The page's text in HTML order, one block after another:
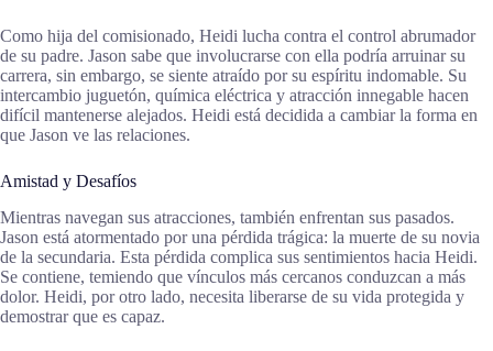
Como hija del comisionado, Heidi lucha contra el control abrumador
de su padre. Jason sabe que involucrarse con ella podría arruinar su
carrera, sin embargo, se siente atraído por su espíritu indomable. Su
intercambio juguetón, química eléctrica y atracción innegable hacen
difícil mantenerse alejados. Heidi está decidida a cambiar la forma en
que Jason ve las relaciones.
Amistad y Desafíos
Mientras navegan sus atracciones, también enfrentan sus pasados.
Jason está atormentado por una pérdida trágica: la muerte de su novia
de la secundaria. Esta pérdida complica sus sentimientos hacia Heidi.
Se contiene, temiendo que vínculos más cercanos conduzcan a más
dolor. Heidi, por otro lado, necesita liberarse de su vida protegida y
demostrar que es capaz.